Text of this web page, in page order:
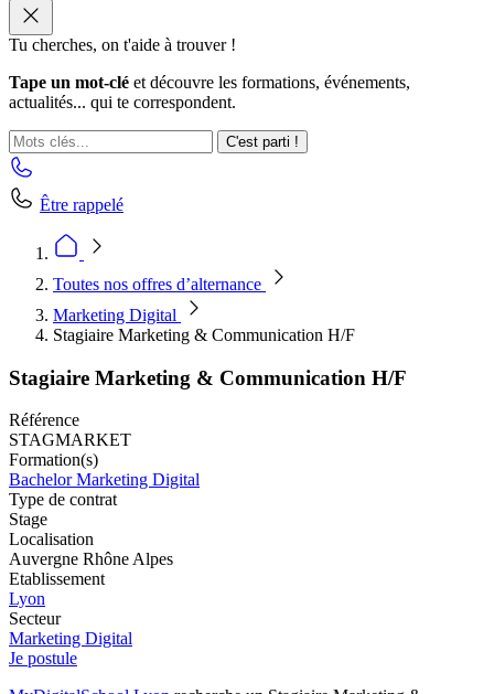
Tu cherches, on t'aide à trouver !
Tape un mot-clé et découvre les formations, événements,
actualités... qui te correspondent.
C'est parti !
Être rappelé
Toutes nos offres d’alternance
Marketing Digital
Stagiaire Marketing & Communication H/F
Stagiaire Marketing & Communication H/F
Référence
STAGMARKET
Formation(s)
Bachelor Marketing Digital
Type de contrat
Stage
Localisation
Auvergne Rhône Alpes
Etablissement
Lyon
Secteur
Marketing Digital
Je postule